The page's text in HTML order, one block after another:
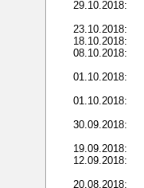
29.10.2018:
23.10.2018:
18.10.2018:
08.10.2018:
01.10.2018:
01.10.2018:
30.09.2018:
19.09.2018:
12.09.2018:
20.08.2018: